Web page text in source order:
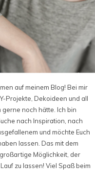
auf meinem Blog! Bei mir
Projekte, Dekoideen und all
gerne noch hätte. Ich bin
nach Inspiration, nach
und möchte Euch
lassen. Das mit dem
Möglichkeit, der
zu lassen! Viel Spaß beim